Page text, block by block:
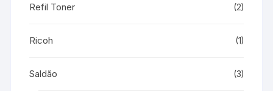
Refil Toner (2)
Ricoh (1)
Saldão (3)